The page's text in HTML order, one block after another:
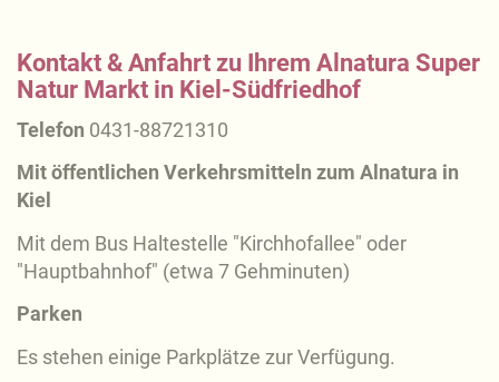
Kontakt & Anfahrt zu Ihrem Alnatura Super
Natur Markt in Kiel-Südfriedhof
Telefon 0431-88721310
Mit öffentlichen Verkehrsmitteln zum Alnatura in
Kiel
Mit dem Bus Haltestelle "Kirchhofallee" oder
"Hauptbahnhof" (etwa 7 Gehminuten)
Parken
Es stehen einige Parkplätze zur Verfügung.